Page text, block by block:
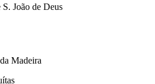
João de Deus
Madeira